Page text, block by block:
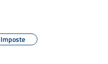
Imposte